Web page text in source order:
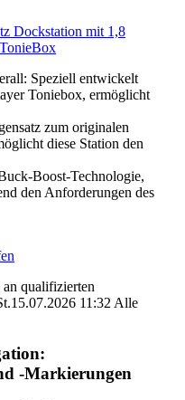
Dockstation mit 1,8
Speziell entwickelt
Toniebox, ermöglicht
zum originalen
diese Station den
Boost-Technologie,
den Anforderungen des
qualifizierten
11:32 Alle
-Markierungen